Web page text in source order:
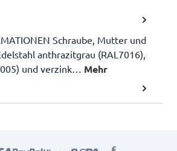
Schraube, Mutter und
anthrazitgrau (RAL7016),
und verzink… Mehr